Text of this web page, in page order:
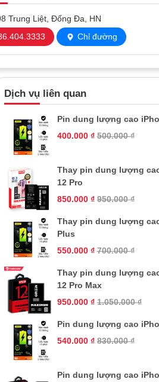
Trung Liệt, Đống Đa, HN
Chỉ đường
Dịch vụ liên quan
Pin dung lượng cao
400.000 ₫ 500.000₫
Thay pin dung lượng
12 Pro
850.000 ₫ 950.000₫
Thay pin dung lượng
Plus
550.000 ₫ 700.000₫
Thay pin dung lượng
12 Pro Max
950.000 ₫ 1.050.000₫
Pin dung lượng cao
540.000 ₫ 830.000₫
Pin dung lượng cao